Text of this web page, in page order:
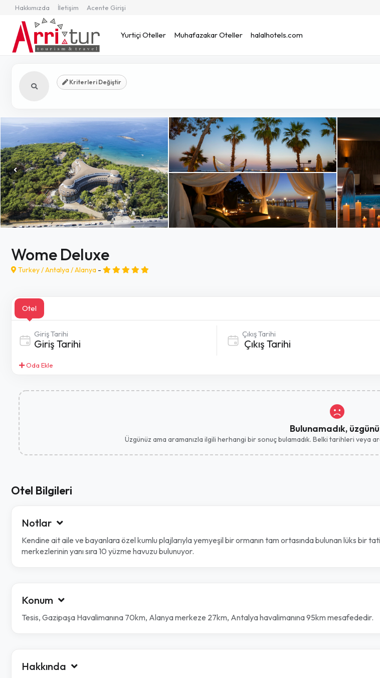
Hakkımızda İletişim Acente Girişi
Yurtiçi Oteller Muhafazakar Oteller halalhotels.com
Kriterleri Değiştir
Wome Deluxe
Turkey /Antalya/Alanya -
Otel
Giriş Tarihi Çıkış Tarihi
Oda Ekle
Bulunamadık,
Üzgünüz ama aramanızla ilgili herhangi bir sonuç bulamadık. Belki tarihleri ​​veya
Otel Bilgileri
Notlar
Kendine ait aile ve bayanlara özel kumlu plajlarıyla yemyeşil bir ormanın tam ortasında bulunan lüks bir
merkezlerinin yanı sıra 10 yüzme havuzu bulunuyor.
Konum
Tesis, Gazipaşa Havalimanına 70km, Alanya merkeze 27km, Antalya havalimanına 95km mesafededir.
Hakkında